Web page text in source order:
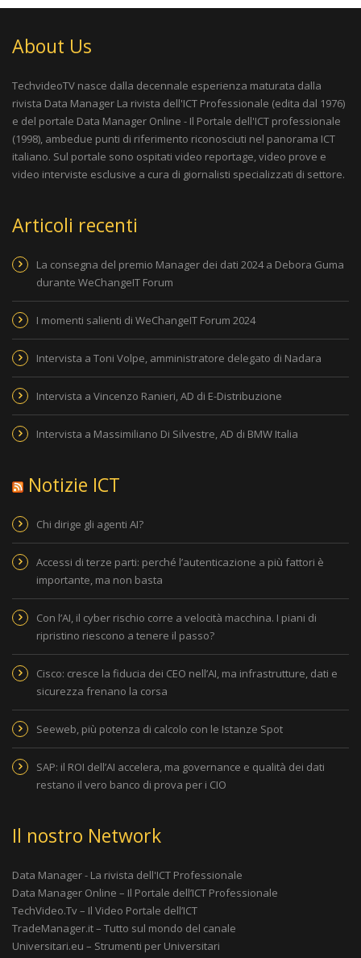
About Us
TechvideoTV nasce dalla decennale esperienza maturata dalla
rivista Data Manager La rivista dell'ICT Professionale (edita dal 1976)
e del portale Data Manager Online - Il Portale dell'ICT professionale
(1998), ambedue punti di riferimento riconosciuti nel panorama ICT
italiano. Sul portale sono ospitati video reportage, video prove e
video interviste esclusive a cura di giornalisti specializzati di settore.
Articoli recenti
La consegna del premio Manager dei dati 2024 a Debora Guma
durante WeChangeIT Forum
I momenti salienti di WeChangeIT Forum 2024
Intervista a Toni Volpe, amministratore delegato di Nadara
Intervista a Vincenzo Ranieri, AD di E-Distribuzione
Intervista a Massimiliano Di Silvestre, AD di BMW Italia
Notizie ICT
Chi dirige gli agenti AI?
Accessi di terze parti: perché l’autenticazione a più fattori è
importante, ma non basta
Con l’AI, il cyber rischio corre a velocità macchina. I piani di
ripristino riescono a tenere il passo?
Cisco: cresce la fiducia dei CEO nell’AI, ma infrastrutture, dati e
sicurezza frenano la corsa
Seeweb, più potenza di calcolo con le Istanze Spot
SAP: il ROI dell’AI accelera, ma governance e qualità dei dati
restano il vero banco di prova per i CIO
Il nostro Network
Data Manager - La rivista dell'ICT Professionale
Data Manager Online – Il Portale dell’ICT Professionale
TechVideo.Tv – Il Video Portale dell’ICT
TradeManager.it – Tutto sul mondo del canale
Universitari.eu – Strumenti per Universitari